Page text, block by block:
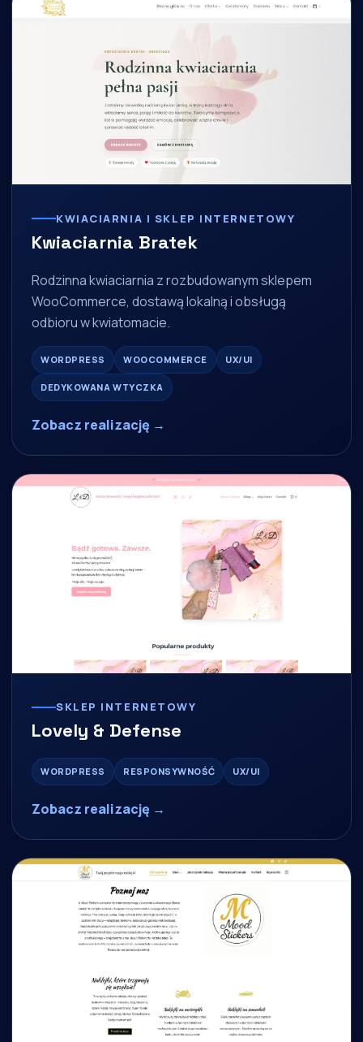
KWIACIARNIA I SKLEP INTERNETOWY
Kwiaciarnia Bratek
Rodzinna kwiaciarnia z rozbudowanym sklepem
WooCommerce, dostawą lokalną i obsługą
odbioru w kwiatomacie.
WORDPRESS WOOCOMMERCE UX/UI
DEDYKOWANA WTYCZKA
Zobacz realizację →
SKLEP INTERNETOWY
Lovely & Defense
WORDPRESS RESPONSYWNOŚĆ UX/UI
Zobacz realizację →